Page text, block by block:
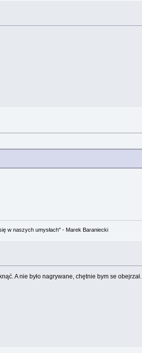
w naszych umysłach" - Marek Baraniecki
A nie było nagrywane, chętnie bym se obejrzał.